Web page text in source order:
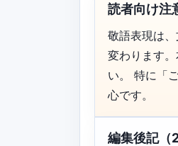
読者向け注
敬語表現は
変わります
い。 特に「
心です。
編集後記（